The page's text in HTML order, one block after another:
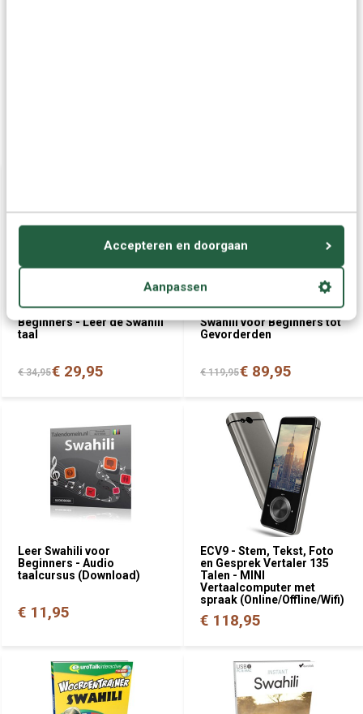
Accepteren en doorgaan
Aanpassen
Cursus Swahili voor
Beginners - Leer de Swahili
taal
€ 34,95€ 29,95
Swahili leren - Ultimate
Swahili voor Beginners tot
Gevorderden
€ 119,95€ 89,95
Leer Swahili voor
Beginners - Audio
taalcursus (Download)
€ 11,95
ECV9 - Stem, Tekst, Foto
en Gesprek Vertaler 135
Talen - MINI
Vertaalcomputer met
spraak (Online/Offline/Wifi)
€ 118,95